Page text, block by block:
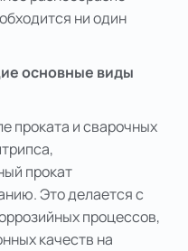
ни один
основные виды
проката и сварочных
прокат
Это делается с
процессов,
качеств на